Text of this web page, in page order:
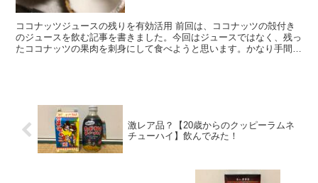
ココナッツジュースの残りを有効活用 前回は、ココナッツの殻付き
のジュースを飲む記事を書きました。今回はジュースではなく、残っ
たココナッツの果肉を刺身にして食べようと思います。かなり手間が
激レア品？【20歳からのクッピーラムネ
チューハイ】飲んでみた！